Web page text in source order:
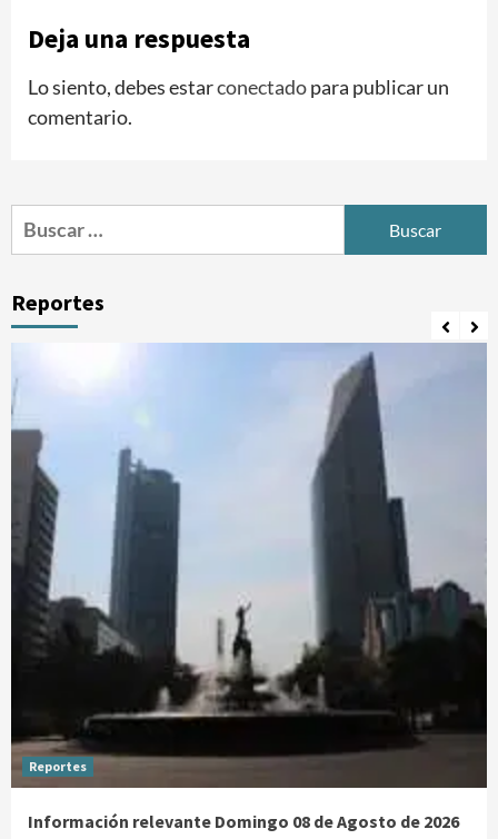
Deja una respuesta
Lo siento, debes estarconectadopara publicar un
comentario.
Buscar:
Reportes
Reportes
Información relevante Domingo 08 de Agosto de 2026